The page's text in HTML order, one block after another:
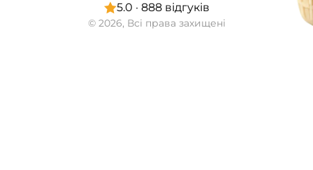
© 2026, Всі права захищені
5.0 · 888 відгуків